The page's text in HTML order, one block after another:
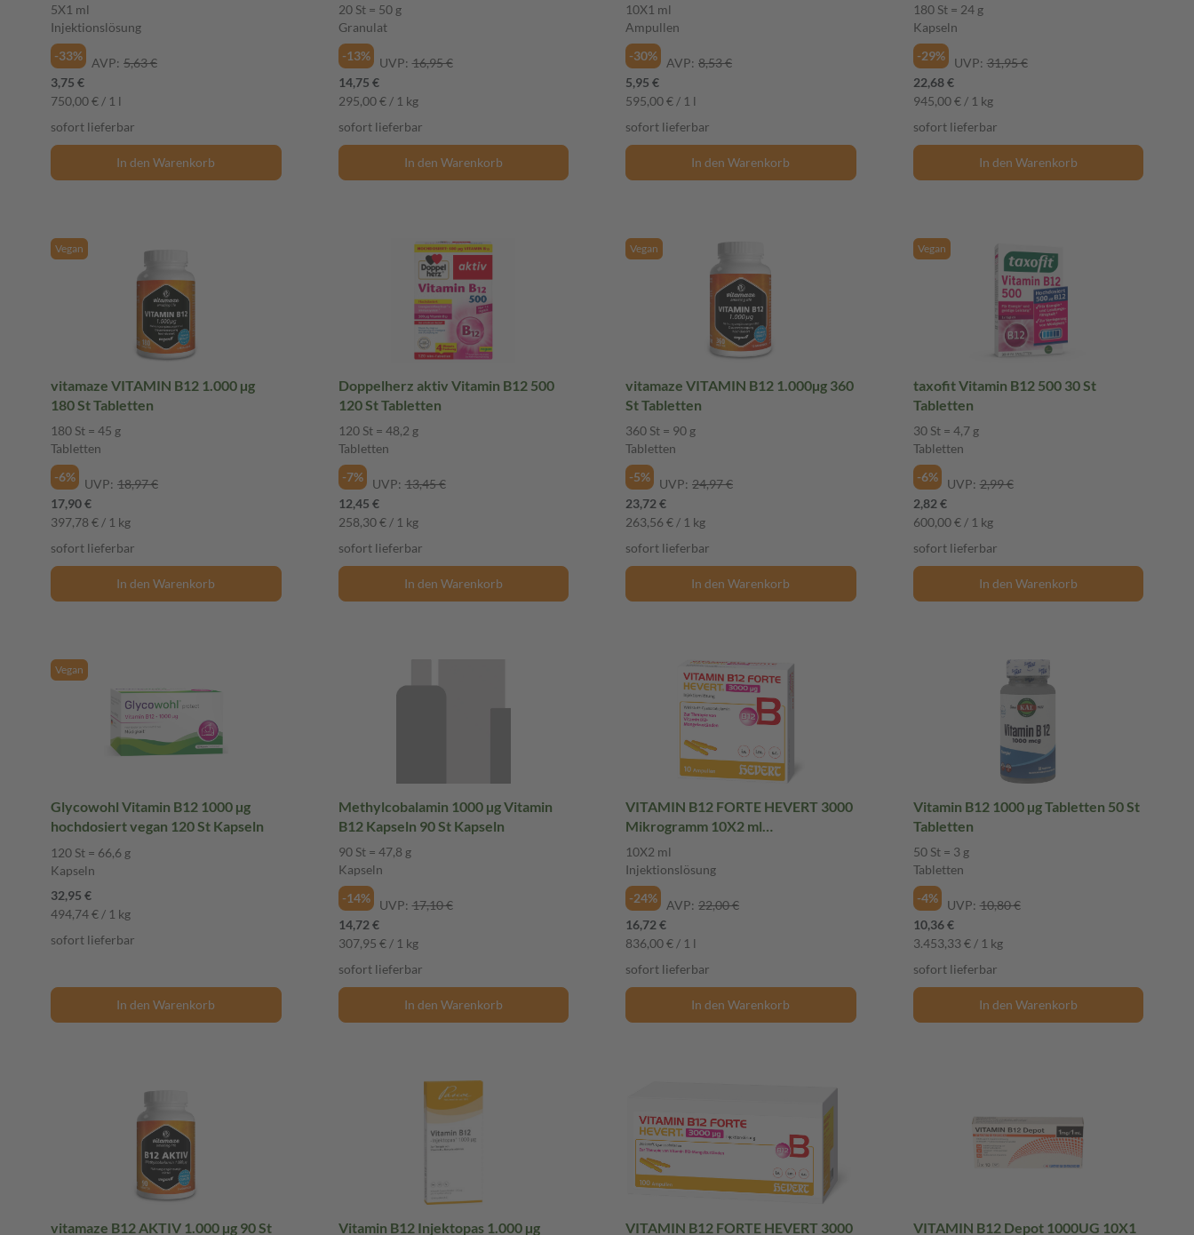
5X1 ml
Injektionslösung
-33%
AVP: 5,63 €
3,75 €
750,00 € / 1 l
sofort lieferbar
In den Warenkorb
20 St = 50 g
Granulat
-13%
UVP: 16,95 €
14,75 €
295,00 € / 1 kg
sofort lieferbar
In den Warenkorb
10X1 ml
Ampullen
-30%
AVP: 8,53 €
5,95 €
595,00 € / 1 l
sofort lieferbar
In den Warenkorb
180 St = 24 g
Kapseln
-29%
UVP: 31,95 €
22,68 €
945,00 € / 1 kg
sofort lieferbar
In den Warenkorb
Vegan
vitamaze VITAMIN B12 1.000 µg
180 St Tabletten
180 St = 45 g
Tabletten
-6%
UVP: 18,97 €
17,90 €
397,78 € / 1 kg
sofort lieferbar
In den Warenkorb
Doppelherz aktiv Vitamin B12 500
120 St Tabletten
120 St = 48,2 g
Tabletten
-7%
UVP: 13,45 €
12,45 €
258,30 € / 1 kg
sofort lieferbar
In den Warenkorb
Vegan
vitamaze VITAMIN B12 1.000µg 360
St Tabletten
360 St = 90 g
Tabletten
-5%
UVP: 24,97 €
23,72 €
263,56 € / 1 kg
sofort lieferbar
In den Warenkorb
Vegan
taxofit Vitamin B12 500 30 St
Tabletten
30 St = 4,7 g
Tabletten
-6%
UVP: 2,99 €
2,82 €
600,00 € / 1 kg
sofort lieferbar
In den Warenkorb
Vegan
Glycowohl Vitamin B12 1000 µg
hochdosiert vegan 120 St Kapseln
120 St = 66,6 g
Kapseln
32,95 €
494,74 € / 1 kg
sofort lieferbar
In den Warenkorb
Methylcobalamin 1000 µg Vitamin
B12 Kapseln 90 St Kapseln
90 St = 47,8 g
Kapseln
-14%
UVP: 17,10 €
14,72 €
307,95 € / 1 kg
sofort lieferbar
In den Warenkorb
VITAMIN B12 FORTE HEVERT 3000
Mikrogramm 10X2 ml
Injektionslösung
10X2 ml
Injektionslösung
-24%
AVP: 22,00 €
16,72 €
836,00 € / 1 l
sofort lieferbar
In den Warenkorb
Vitamin B12 1000 µg Tabletten 50 St
Tabletten
50 St = 3 g
Tabletten
-4%
UVP: 10,80 €
10,36 €
3.453,33 € / 1 kg
sofort lieferbar
In den Warenkorb
vitamaze B12 AKTIV 1.000 µg 90 St Vitamin B12 Injektopas 1.000 µg VITAMIN B12 FORTE HEVERT 3000 VITAMIN B12 Depot 1000UG 10X1